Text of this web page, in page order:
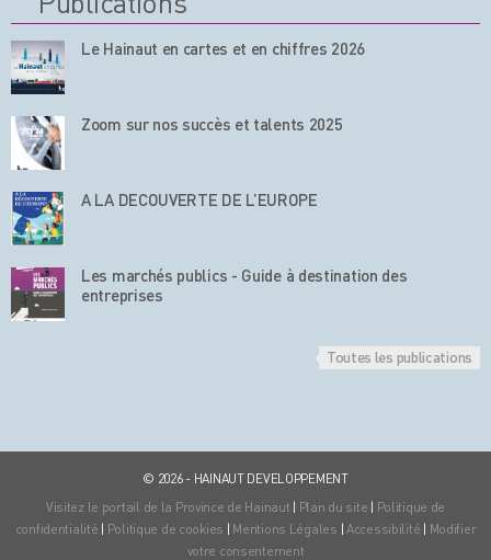
Le Hainaut en cartes et en chiffres 2026
Zoom sur nos succès et talents 2025
A LA DECOUVERTE DE L’EUROPE
Les marchés publics - Guide à destination des
entreprises
Toutes les publications
© 2026 - HAINAUT DEVELOPPEMENT
Visitez le portail de la Province de Hainaut | Plan du site | Politique de
confidentialité | Politique de cookies | Mentions Légales | Accessibilité | Modifier
votre consentement